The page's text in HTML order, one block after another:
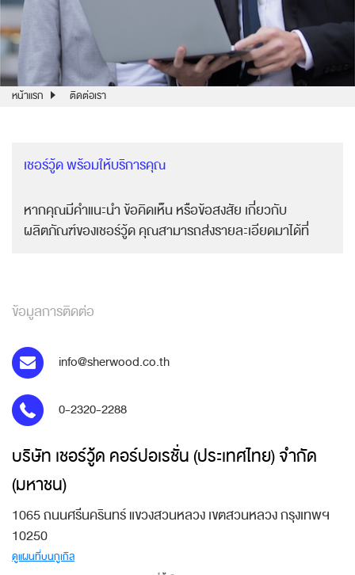
หน้าแรก ติดต่อเรา
เชอร์วู้ด พร้อมให้บริการคุณ
หากคุณมีคำแนะนำ ข้อคิดเห็น หรือข้อสงสัย เกี่ยวกับ
ผลิตภัณฑ์ของเชอร์วู้ด คุณสามารถส่งรายละเอียดมาได้ที่
ข้อมูลการติดต่อ
info@sherwood.co.th
0-2320-2288
บริษัท เชอร์วู้ด คอร์ปอเรชั่น (ประเทศไทย) จำกัด
(มหาชน)
1065 ถนนศรีนครินทร์ แขวงสวนหลวง เขตสวนหลวง กรุงเทพฯ
10250
ดูแผนที่บนกูเกิล